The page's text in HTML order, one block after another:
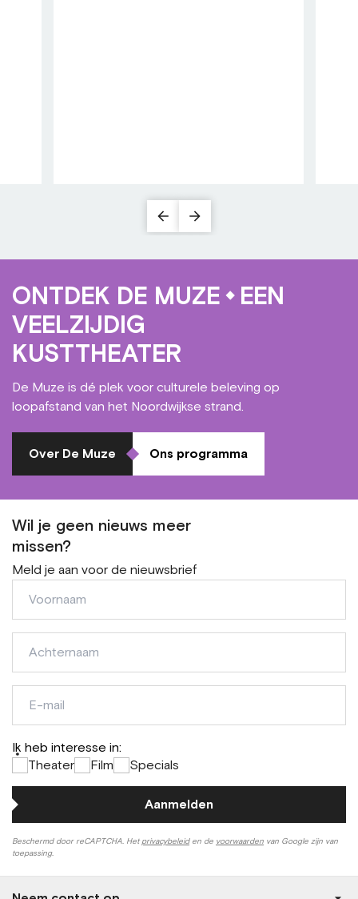
ONTDEK DE MUZE EEN
VEELZIJDIG
KUSTTHEATER
De Muze is dé plek voor culturele beleving op
loopafstand van het Noordwijkse strand.
Over De Muze Ons programma
Wil je geen nieuws meer
missen?
Meld je aan voor de nieuwsbrief
Ik heb interesse in:
*
Theater Film Specials
mail
Aanmelden
Beschermd door reCAPTCHA. Het privacybeleiden de voorwaarden van Google zijn van
toepassing.